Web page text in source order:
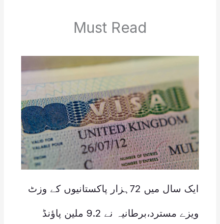
Must Read
ایک سال میں 72ہزار پاکستانیوں کے وزٹ
ویزے مسترد،برطانیہ نے 9.2 ملین پاؤنڈ